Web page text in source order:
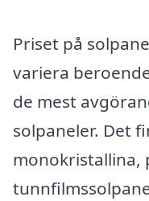
Priset på
variera
de mest
solpaneler. Det
monokristallina,